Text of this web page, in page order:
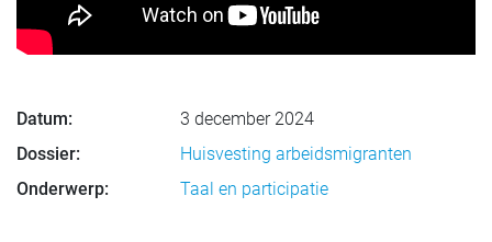
Datum:
3 december 2024
Dossier:
Huisvesting arbeidsmigranten
Onderwerp:
Taal en participatie